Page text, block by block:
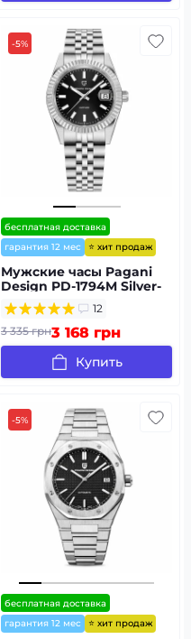
-5%
бесплатная доставка
гарантия 12 мес
⭐ хит продаж
Мужские часы Pagani
Design PD-1794M Silver-
Black
12
3 335 грн3 168 грн
Купить
-5%
бесплатная доставка
гарантия 12 мес
⭐ хит продаж